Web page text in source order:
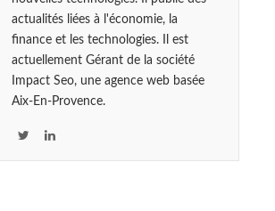
actualités liées à l'économie, la
finance et les technologies. Il est
actuellement Gérant de la société
Impact Seo, une agence web basée
Aix-En-Provence.
L